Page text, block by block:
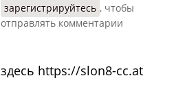
зарегистрируйтесь , чтобы
отправлять комментарии
здесь https://slon8-cc.at